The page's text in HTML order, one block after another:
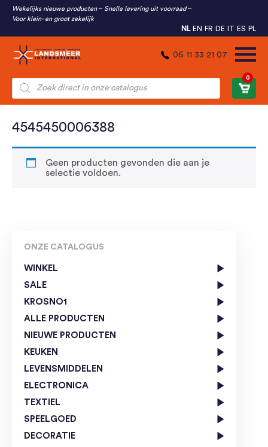
Wekelijks nieuwe producten
Snelle levering uit voorraad
Voor klein- en groot zakelijk
NL EN FR DE IT ES PL
06 11 33 21 07
Producten
zoeken
0
ONZE CATALOGUS
WINKEL
SALE
KROSNO1
ALLE PRODUCTEN
NIEUWE PRODUCTEN
KEUKEN
LEVENSMIDDELEN
ELECTRONICA
TEXTIEL
SPEELGOED
DECORATIE
4545450006388
Geen producten gevonden die aan je
selectie voldoen.